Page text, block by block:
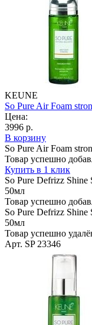
KEUNE
So Pure Air Foam
Цена:
3996 р.
В корзину
So Pure Air Foam
Товар успешно
Купить в 1 клик
So Pure Defrizz
50мл
Товар успешно
So Pure Defrizz
50мл
Товар успешно
Арт. SP 23346